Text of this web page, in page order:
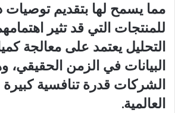
مما يسمح لها بتقديم توصيات
للمنتجات التي قد تثير
التحليل يعتمد على معالجة
البيانات في الزمن الحقيقي،
الشركات قدرة تنافسية
العالمية.